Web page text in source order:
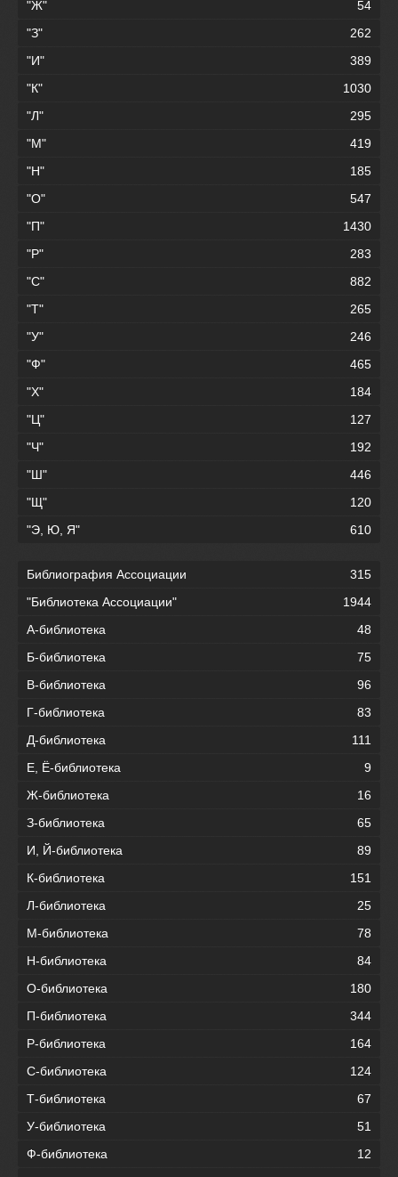
"Ж"
54
"З"
262
"И"
389
"К"
1030
"Л"
295
"М"
419
"Н"
185
"О"
547
"П"
1430
"Р"
283
"С"
882
"Т"
265
"У"
246
"Ф"
465
"Х"
184
"Ц"
127
"Ч"
192
"Ш"
446
"Щ"
120
"Э, Ю, Я"
610
Библиография Ассоциации
315
"Библиотека Ассоциации"
1944
А-библиотека
48
Б-библиотека
75
В-библиотека
96
Г-библиотека
83
Д-библиотека
111
Е, Ё-библиотека
9
Ж-библиотека
16
З-библиотека
65
И, Й-библиотека
89
К-библиотека
151
Л-библиотека
25
М-библиотека
78
Н-библиотека
84
О-библиотека
180
П-библиотека
344
Р-библиотека
164
С-библиотека
124
Т-библиотека
67
У-библиотека
51
Ф-библиотека
12